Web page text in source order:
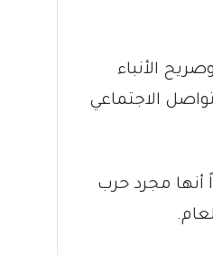
2026م، بشكل قاطع وصريح الأنباء
الاجتماعي
أنها مجرد حرب